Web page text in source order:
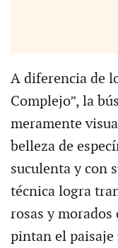
A diferencia de
Complejo”, la
meramente
belleza de
suculenta y con
técnica logra
rosas y morados
pintan el